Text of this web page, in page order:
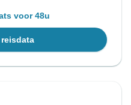
voor 48u